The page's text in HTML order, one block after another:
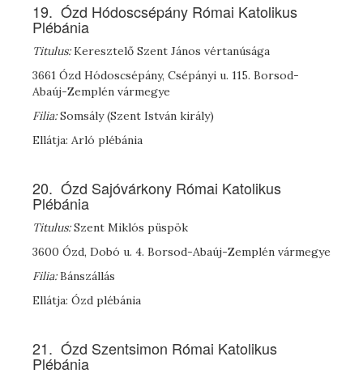
19. Ózd Hódoscsépány Római Katolikus
Plébánia
Titulus:Keresztelő Szent János vértanúsága
3661 Ózd Hódoscsépány, Csépányi u. 115. Borsod-
Abaúj-Zemplén vármegye
Filia:Somsály (Szent István király)
Ellátja: Arló plébánia
20. Ózd Sajóvárkony Római Katolikus
Plébánia
Titulus:Szent Miklós püspök
3600 Ózd, Dobó u. 4. Borsod-Abaúj-Zemplén vármegye
Filia:Bánszállás
Ellátja: Ózd plébánia
21. Ózd Szentsimon Római Katolikus
Plébánia